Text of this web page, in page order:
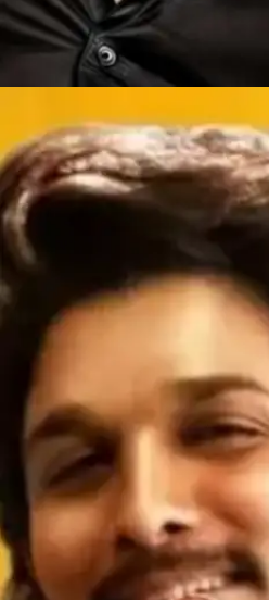
​वरुडु
ये फिल्म 2010 में रिलीज हुई
कमाल नहीं कर